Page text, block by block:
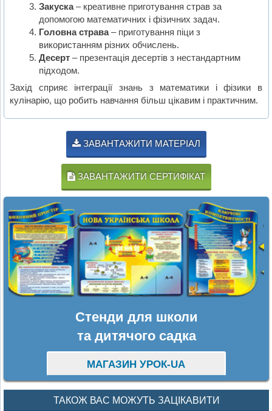
Закуска– креативне приготування страв за
допомогою математичних і фізичних задач.
Головна страва– приготування піци з
використанням різних обчислень.
Десерт– презентація десертів з нестандартним
підходом.
Захід сприяє інтеграції знань з математики і фізики в
кулінарію, що робить навчання більш цікавим і практичним.
ЗАВАНТАЖИТИ МАТЕРІАЛ
ЗАВАНТАЖИТИ СЕРТИФІКАТ
Стенди для школи
та дитячого садка
МАГАЗИН УРОК-UA
ТАКОЖ ВАС МОЖУТЬ ЗАЦІКАВИТИ